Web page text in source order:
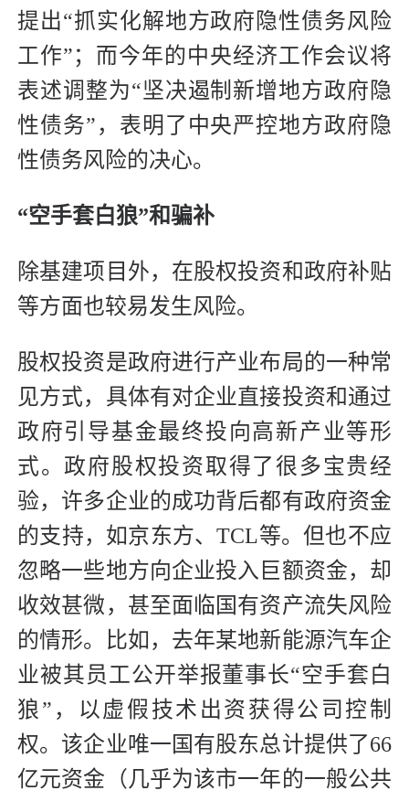
提出“抓实化解地方政府隐性债务风险
工作”；而今年的中央经济工作会议将
表述调整为“坚决遏制新增地方政府隐
性债务”，表明了中央严控地方政府隐
性债务风险的决心。
“空手套白狼”和骗补
除基建项目外，在股权投资和政府补贴
等方面也较易发生风险。
股权投资是政府进行产业布局的一种常
见方式，具体有对企业直接投资和通过
政府引导基金最终投向高新产业等形
式。政府股权投资取得了很多宝贵经
验，许多企业的成功背后都有政府资金
的支持，如京东方、TCL等。但也不应
忽略一些地方向企业投入巨额资金，却
收效甚微，甚至面临国有资产流失风险
的情形。比如，去年某地新能源汽车企
业被其员工公开举报董事长“空手套白
狼”，以虚假技术出资获得公司控制
权。该企业唯一国有股东总计提供了66
亿元资金（几乎为该市一年的一般公共